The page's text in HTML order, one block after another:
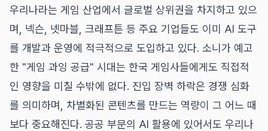
우리나라는 게임 산업에서 글로벌 상위권을 차지하고 있으
며, 넥슨, 넷마블, 크래프튼 등 주요 기업들도 이미 AI 도구
를 개발과 운영에 적극적으로 도입하고 있다. 소니가 예고
한 "게임 과잉 공급" 시대는 한국 게임사들에게도 직접적
인 영향을 미칠 수밖에 없다. 진입 장벽 하락은 경쟁 심화
를 의미하며, 차별화된 콘텐츠를 만드는 역량이 그 어느 때
보다 중요해진다. 공공 부문의 AI 활용에 있어서도 우리나